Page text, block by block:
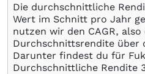
Die durchschnittliche
Wert im Schnitt pro Jahr
nutzen wir den CAGR,
Durchschnittsrendite über
Darunter findest du für
Durchschnittliche Rendite